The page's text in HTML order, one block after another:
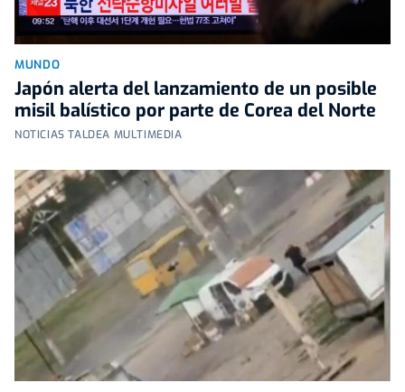
MUNDO
Japón alerta del lanzamiento de un posible
misil balístico por parte de Corea del Norte
NOTICIAS TALDEA MULTIMEDIA